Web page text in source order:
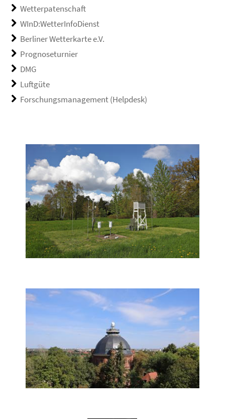
Wetterpatenschaft
WInD:WetterInfoDienst
Berliner Wetterkarte e.V.
Prognoseturnier
DMG
Luftgüte
Forschungsmanagement (Helpdesk)